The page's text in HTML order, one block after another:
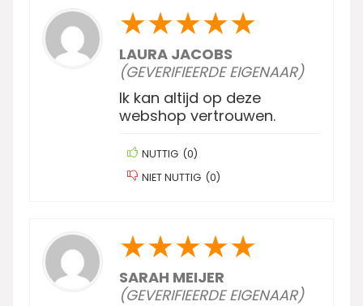
★★★★★
LAURA JACOBS
(GEVERIFIEERDE EIGENAAR)
Ik kan altijd op deze
webshop vertrouwen.
NUTTIG (0)
NIET NUTTIG (0)
★★★★★
SARAH MEIJER
(GEVERIFIEERDE EIGENAAR)